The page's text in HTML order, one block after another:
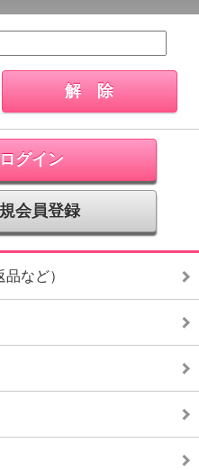
グイン
会員登録
など）